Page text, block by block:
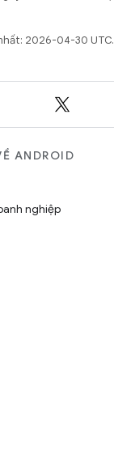
2026-04-30 UTC.
ANDROID
nghiệp